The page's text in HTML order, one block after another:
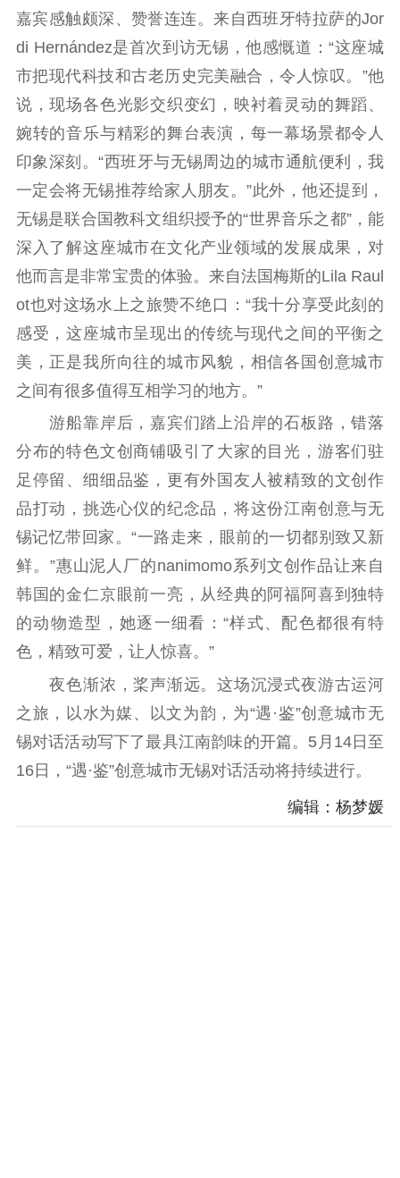
精神文明
文明创建 文明实践
文明培育
先进典型
社会宣传
思想政治教育 爱国主义教育
全民国防教育
红色资源保护利
用
新闻出版
精品出版 全民阅读
出版监管
扫黄打非
电影工作
电影创作 电影市场
机关党建
党建要闻 学习在线
文化人才
紫金人才 职称评审
数据资源
公共服务
新时代公民素养
提升资源库
新闻出版
政务服务
作品著作权
登记服务
科研创新
智库服务
文艺创作
服务管理
嘉宾感触颇深、赞誉连连。来自西班牙特拉萨的Jor
di Hernández是首次到访无锡，他感慨道：“这座城
市把现代科技和古老历史完美融合，令人惊叹。”他
说，现场各色光影交织变幻，映衬着灵动的舞蹈、
婉转的音乐与精彩的舞台表演，每一幕场景都令人
印象深刻。“西班牙与无锡周边的城市通航便利，我
一定会将无锡推荐给家人朋友。”此外，他还提到，
无锡是联合国教科文组织授予的“世界音乐之都”，能
深入了解这座城市在文化产业领域的发展成果，对
他而言是非常宝贵的体验。来自法国梅斯的Lila Raul
ot也对这场水上之旅赞不绝口：“我十分享受此刻的
感受，这座城市呈现出的传统与现代之间的平衡之
美，正是我所向往的城市风貌，相信各国创意城市
之间有很多值得互相学习的地方。”
游船靠岸后，嘉宾们踏上沿岸的石板路，错落
分布的特色文创商铺吸引了大家的目光，游客们驻
足停留、细细品鉴，更有外国友人被精致的文创作
品打动，挑选心仪的纪念品，将这份江南创意与无
锡记忆带回家。“一路走来，眼前的一切都别致又新
鲜。”惠山泥人厂的nanimomo系列文创作品让来自
韩国的金仁京眼前一亮，从经典的阿福阿喜到独特
的动物造型，她逐一细看：“样式、配色都很有特
色，精致可爱，让人惊喜。”
夜色渐浓，桨声渐远。这场沉浸式夜游古运河
之旅，以水为媒、以文为韵，为“遇·鉴”创意城市无
锡对话活动写下了最具江南韵味的开篇。5月14日至
16日，“遇·鉴”创意城市无锡对话活动将持续进行。
编辑：杨梦媛